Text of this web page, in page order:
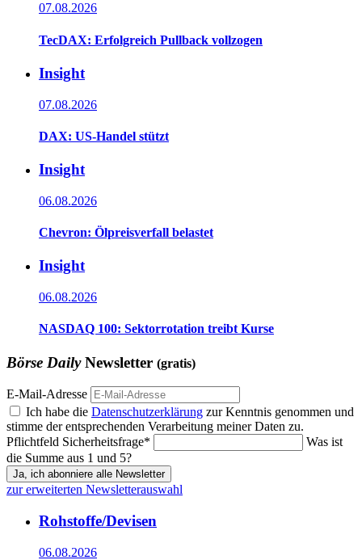
07.08.2026
TecDAX: Erfolgreich Pullback vollzogen
Insight
07.08.2026
DAX: US-Handel stützt
Insight
06.08.2026
Chevron: Ölpreisverfall belastet
Insight
06.08.2026
NASDAQ 100: Sektorrotation treibt Kurse
Börse DailyNewsletter (gratis)
E-Mail-Adresse
Ich habe die Datenschutzerklärung zur Kenntnis genommen und
stimme der entsprechenden Verarbeitung meiner Daten zu.
Pflichtfeld Sicherheitsfrage*
Was ist
die Summe aus 1 und 5?
Ja, ich abonniere alle Newsletter
zur erweiterten Newsletterauswahl
Rohstoffe/Devisen
06.08.2026